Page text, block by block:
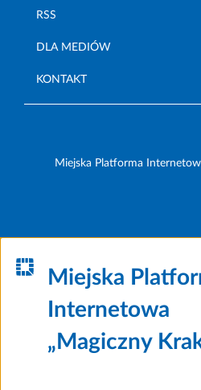
RSS
DLA MEDIÓW
KONTAKT
Miejska Platforma
Miejska
Internetowa
„Magiczny